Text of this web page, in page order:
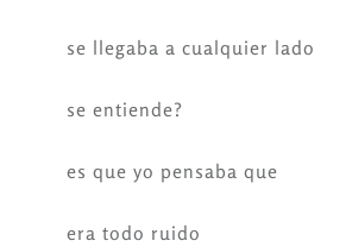
se llegaba a cualquier lado
se entiende?
es que yo pensaba que
era todo ruido